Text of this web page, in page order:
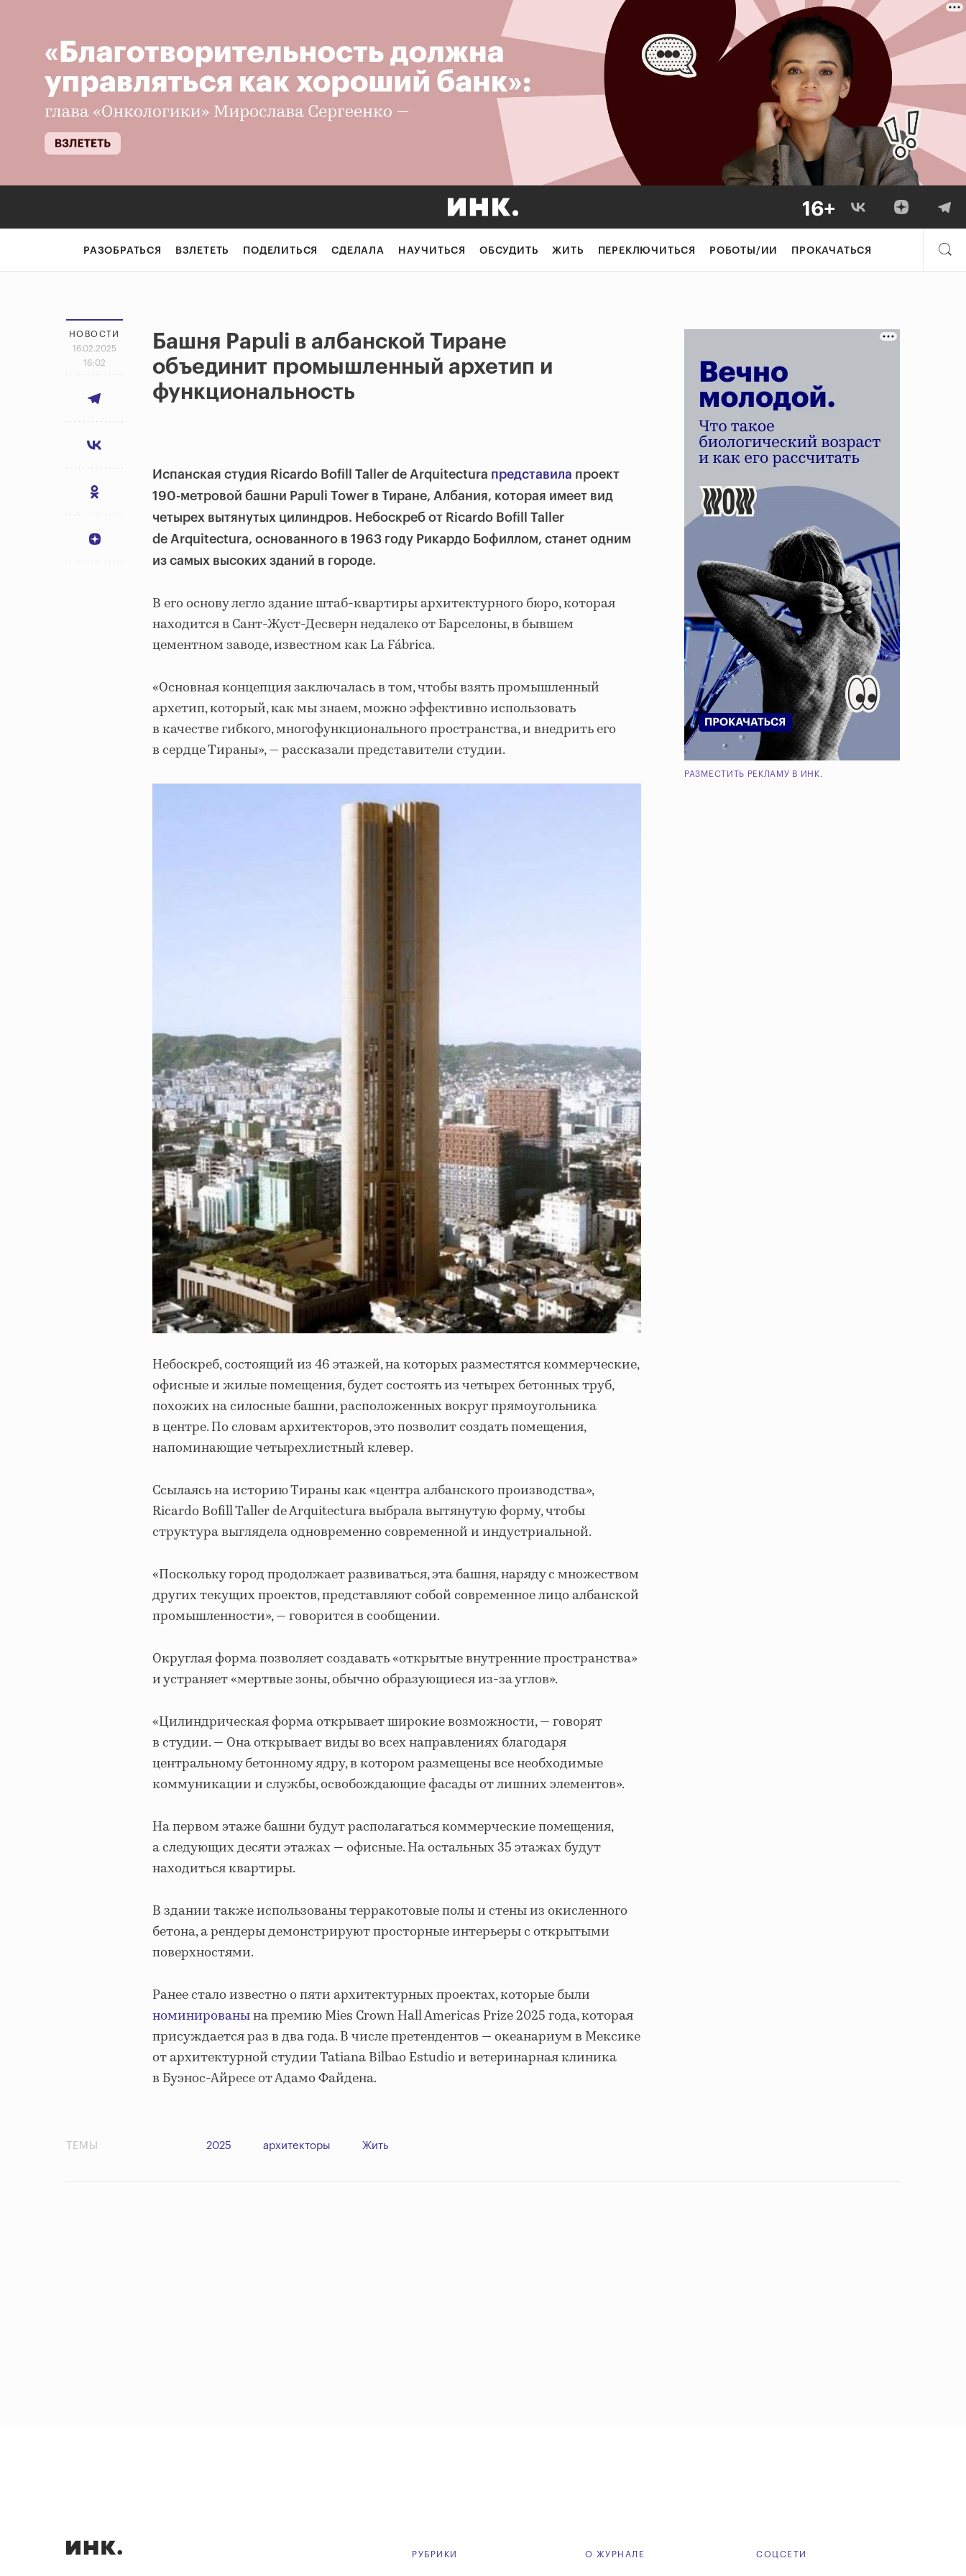
РАЗОБРАТЬСЯ ВЗЛЕТЕТЬ ПОДЕЛИТЬСЯ СДЕЛАЛА НАУЧИТЬСЯ ОБСУДИТЬ ЖИТЬ ПЕРЕКЛЮЧИТЬСЯ РОБОТЫ/ИИ ПРОКАЧАТЬСЯ
НОВОСТИ
16.02.2025
16:02
Башня Papuli в албанской Тиране
объединит промышленный архетип и
функциональность
Испанская студия Ricardo Bofill Taller de Arquitectura представила проект
190-метровой башни Papuli Tower в Тиране, Албания, которая имеет вид
четырех вытянутых цилиндров. Небоскреб от Ricardo Bofill Taller
de Arquitectura, основанного в 1963 году Рикардо Бофиллом, станет одним
из самых высоких зданий в городе.
В его основу легло здание штаб-квартиры архитектурного бюро, которая
находится в Сант-Жуст-Десверн недалеко от Барселоны, в бывшем
цементном заводе, известном как La Fábrica.
«Основная концепция заключалась в том, чтобы взять промышленный
архетип, который, как мы знаем, можно эффективно использовать
в качестве гибкого, многофункционального пространства, и внедрить его
в сердце Тираны», — рассказали представители студии.
Небоскреб, состоящий из 46 этажей, на которых разместятся коммерческие,
офисные и жилые помещения, будет состоять из четырех бетонных труб,
похожих на силосные башни, расположенных вокруг прямоугольника
в центре. По словам архитекторов, это позволит создать помещения,
напоминающие четырехлистный клевер.
Ссылаясь на историю Тираны как «центра албанского производства»,
Ricardo Bofill Taller de Arquitectura выбрала вытянутую форму, чтобы
структура выглядела одновременно современной и индустриальной.
«Поскольку город продолжает развиваться, эта башня, наряду с множеством
других текущих проектов, представляют собой современное лицо албанской
промышленности», — говорится в сообщении.
Округлая форма позволяет создавать «открытые внутренние пространства»
и устраняет «мертвые зоны, обычно образующиеся из-за углов».
«Цилиндрическая форма открывает широкие возможности, — говорят
в студии. — Она открывает виды во всех направлениях благодаря
центральному бетонному ядру, в котором размещены все необходимые
коммуникации и службы, освобождающие фасады от лишних элементов».
На первом этаже башни будут располагаться коммерческие помещения,
а следующих десяти этажах — офисные. На остальных 35 этажах будут
находиться квартиры.
В здании также использованы терракотовые полы и стены из окисленного
бетона, а рендеры демонстрируют просторные интерьеры с открытыми
поверхностями.
Ранее стало известно о пяти архитектурных проектах, которые были
номинированына премию Mies Crown Hall Americas Prize 2025 года, которая
присуждается раз в два года. В числе претендентов — океанариум в Мексике
от архитектурной студии Tatiana Bilbao Estudio и ветеринарная клиника
в Буэнос-Айресе от Адамо Файдена.
РАЗМЕСТИТЬ РЕКЛАМУ В ИНК.
ТЕМЫ 2025 архитекторы Жить
РУБРИКИ О ЖУРНАЛЕ СОЦСЕТИ